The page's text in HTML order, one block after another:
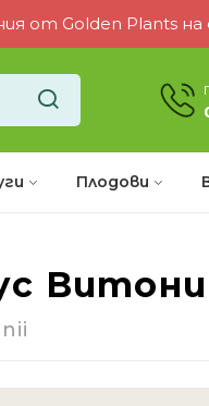
от Golden Plants на
Плодови
Витони